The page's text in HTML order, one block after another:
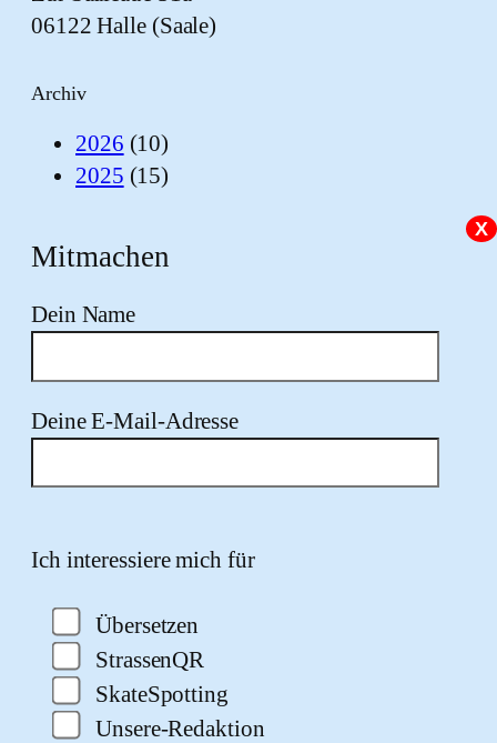
06122 Halle (Saale)
Archiv
2026 (10)
2025 (15)
X
Mitmachen
Dein Name
Deine E-Mail-Adresse
Ich interessiere mich für
Übersetzen
StrassenQR
SkateSpotting
Unsere-Redaktion